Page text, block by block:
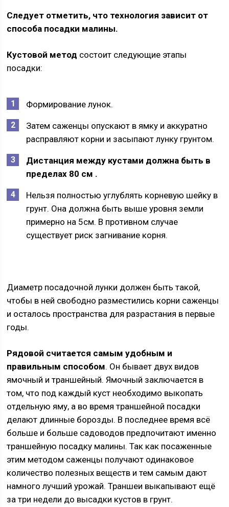
Следует отметить, что технология зависит от
способа посадки малины.
Кустовой метод состоит следующие этапы
посадки:
Формирование лунок.
Затем саженцы опускают в ямку и аккуратно
расправляют корни и засыпают лунку грунтом.
Дистанция между кустами должна быть в
пределах 80 см .
Нельзя полностью углублять корневую шейку в
грунт. Она должна быть выше уровня земли
примерно на 5см. В противном случае
существует риск загнивание корня.
Диаметр посадочной лунки должен быть такой,
чтобы в ней свободно разместились корни саженцы
и осталось пространства для разрастания в первые
годы.
Рядовой считается самым удобным и
правильным способом. Он бывает двух видов
ямочный и траншейный. Ямочный заключается в
том, что под каждый куст необходимо выкопать
отдельную яму, а во время траншейной посадки
делают длинные борозды. В последнее время всё
больше и больше садоводов предпочитают именно
траншейную посадку малины. Так как посаженные
этим методом саженцы получают одинаковое
количество полезных веществ и тем самым дают
намного лучший урожай. Траншеи выкапывают ещё
за три недели до высадки кустов в грунт.